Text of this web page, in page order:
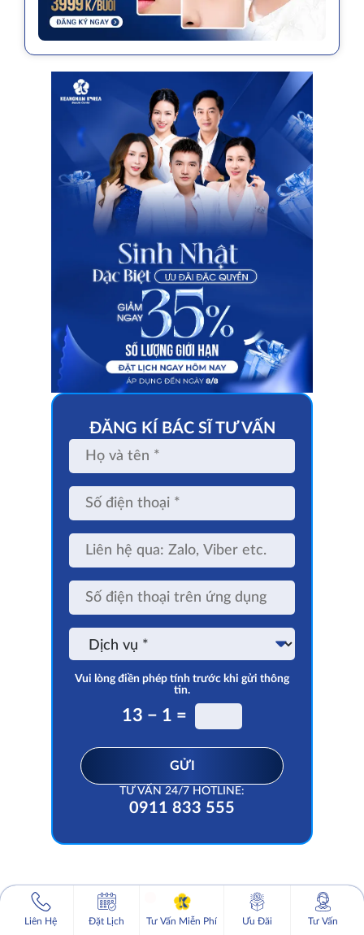
ĐĂNG KÍ BÁC SĨ TƯ VẤN
Họ
tên
Số
điện
thoại
Liên
qua:
Zalo,
Viber
etc.
Số
điện
thoại
trên
ứng
dụng
Dịch
Vui lòng điền phép tính trước khi gửi thông
tin.
13 − 1 =
GỬI
TƯ VẤN 24/7 HOTLINE:
0911 833 555
Liên Hệ Đặt Lịch Tư Vấn Miễn Phí Ưu Đãi Tư Vấn
Tư vấn miễn phí